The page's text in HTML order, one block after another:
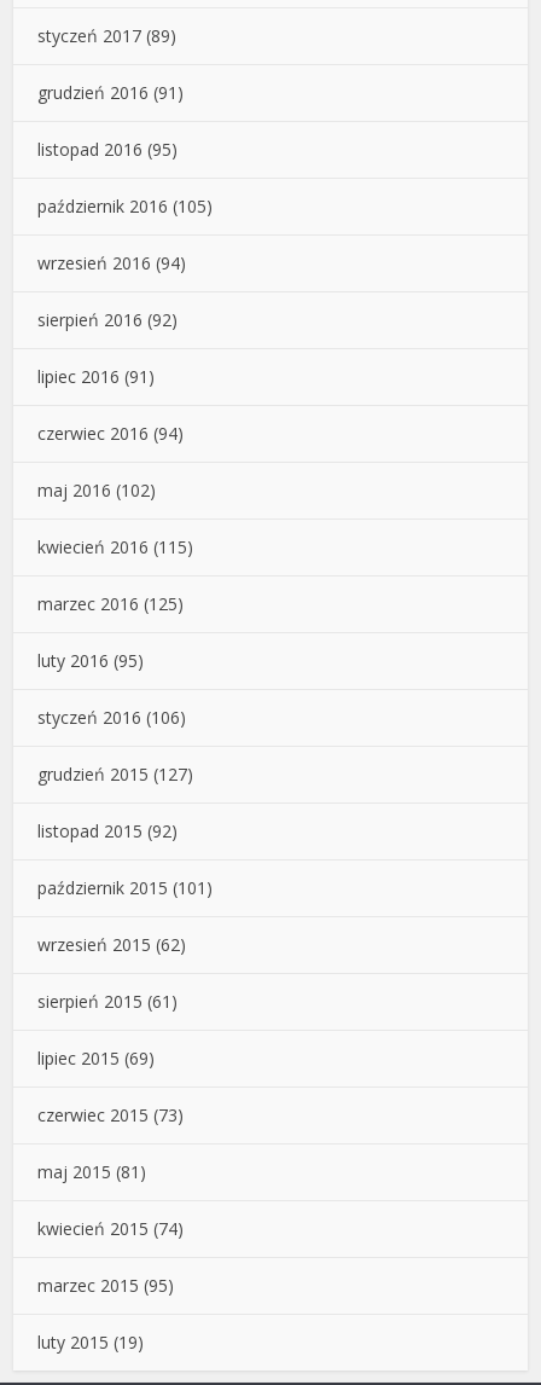
styczeń 2017 (89)
grudzień 2016 (91)
listopad 2016 (95)
październik 2016 (105)
wrzesień 2016 (94)
sierpień 2016 (92)
lipiec 2016 (91)
czerwiec 2016 (94)
maj 2016 (102)
kwiecień 2016 (115)
marzec 2016 (125)
luty 2016 (95)
styczeń 2016 (106)
grudzień 2015 (127)
listopad 2015 (92)
październik 2015 (101)
wrzesień 2015 (62)
sierpień 2015 (61)
lipiec 2015 (69)
czerwiec 2015 (73)
maj 2015 (81)
kwiecień 2015 (74)
marzec 2015 (95)
luty 2015 (19)